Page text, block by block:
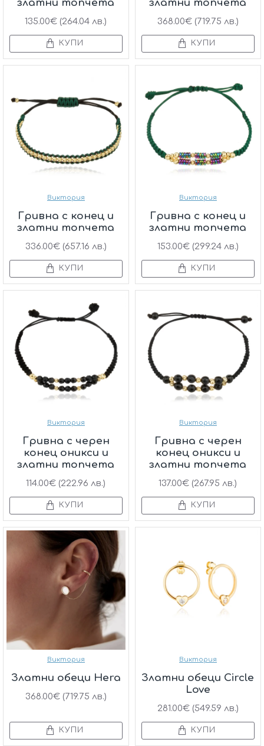
златни топчета
135.00€ (264.04 лв.)
КУПИ
златни топчета
368.00€ (719.75 лв.)
КУПИ
Виктория
Гривна с конец и
златни топчета
336.00€ (657.16 лв.)
КУПИ
Виктория
Гривна с конец и
златни топчета
153.00€ (299.24 лв.)
КУПИ
Виктория
Гривна с черен
конец оникси и
златни топчета
114.00€ (222.96 лв.)
КУПИ
Виктория
Гривна с черен
конец оникси и
златни топчета
137.00€ (267.95 лв.)
КУПИ
Виктория
Златни обеци Hera
368.00€ (719.75 лв.)
КУПИ
Виктория
Златни обеци Circle
Love
281.00€ (549.59 лв.)
КУПИ